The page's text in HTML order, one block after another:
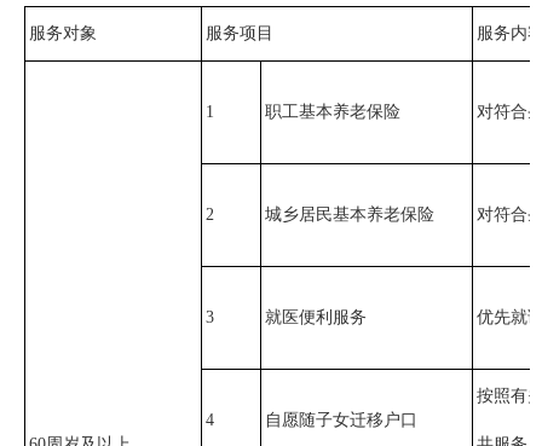
服务对象 服务项目 服务内
1 职工基本养老保险 对符合
2 城乡居民基本养老保险 对符合
3 就医便利服务 优先就
4 自愿随子女迁移户口
按照有